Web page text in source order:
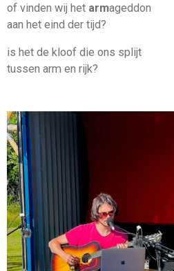
of vinden wij het armageddon
aan het eind der tijd?
is het de kloof die ons splijt
tussen arm en rijk?